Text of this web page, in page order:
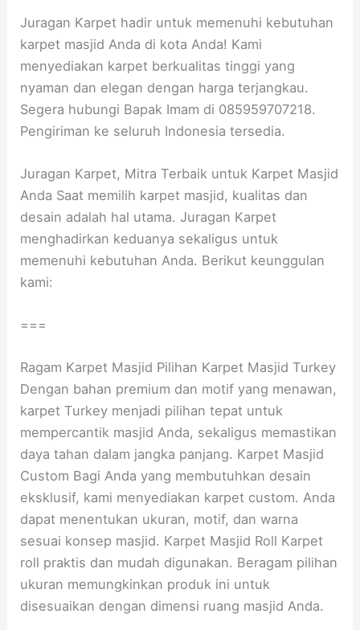
Juragan Karpet hadir untuk memenuhi kebutuhan
karpet masjid Anda di kota Anda! Kami
menyediakan karpet berkualitas tinggi yang
nyaman dan elegan dengan harga terjangkau.
Segera hubungi Bapak Imam di 085959707218.
Pengiriman ke seluruh Indonesia tersedia.
Juragan Karpet, Mitra Terbaik untuk Karpet Masjid
Anda Saat memilih karpet masjid, kualitas dan
desain adalah hal utama. Juragan Karpet
menghadirkan keduanya sekaligus untuk
memenuhi kebutuhan Anda. Berikut keunggulan
kami:
===
Ragam Karpet Masjid Pilihan Karpet Masjid Turkey
Dengan bahan premium dan motif yang menawan,
karpet Turkey menjadi pilihan tepat untuk
mempercantik masjid Anda, sekaligus memastikan
daya tahan dalam jangka panjang. Karpet Masjid
Custom Bagi Anda yang membutuhkan desain
eksklusif, kami menyediakan karpet custom. Anda
dapat menentukan ukuran, motif, dan warna
sesuai konsep masjid. Karpet Masjid Roll Karpet
roll praktis dan mudah digunakan. Beragam pilihan
ukuran memungkinkan produk ini untuk
disesuaikan dengan dimensi ruang masjid Anda.